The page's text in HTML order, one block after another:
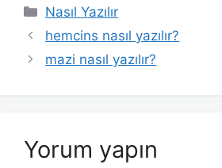
Kategoriler
Nasıl Yazılır
hemcins nasıl yazılır?
mazi nasıl yazılır?
Yorum yapın